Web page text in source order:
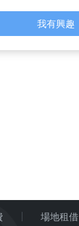
我有興趣
場地租借